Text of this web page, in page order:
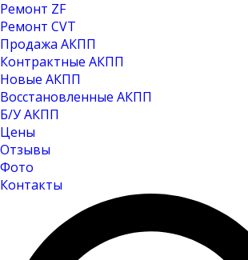
Ремонт ZF
Ремонт CVT
Продажа АКПП
Контрактные АКПП
Новые АКПП
Восстановленные АКПП
Б/У АКПП
Цены
Отзывы
Фото
Контакты